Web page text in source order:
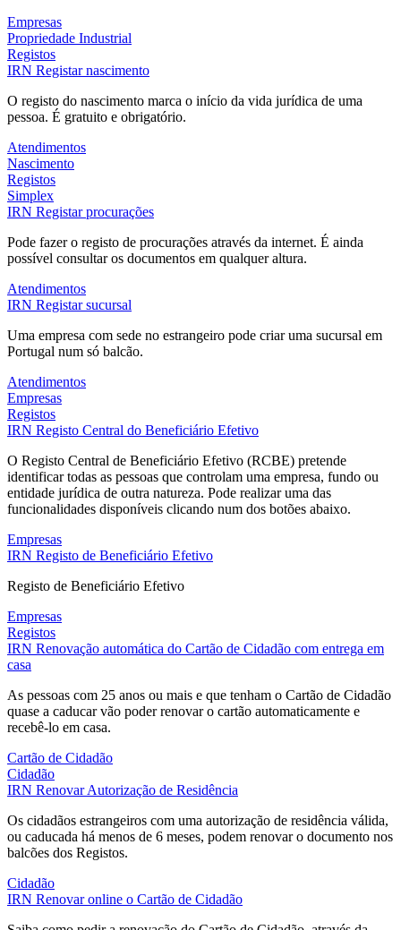
Empresas
Propriedade Industrial
Registos
IRN Registar nascimento
O registo do nascimento marca o início da vida jurídica de uma
pessoa. É gratuito e obrigatório.
Atendimentos
Nascimento
Registos
Simplex
IRN Registar procurações
Pode fazer o registo de procurações através da internet. É ainda
possível consultar os documentos em qualquer altura.
Atendimentos
IRN Registar sucursal
Uma empresa com sede no estrangeiro pode criar uma sucursal em
Portugal num só balcão.
Atendimentos
Empresas
Registos
IRN Registo Central do Beneficiário Efetivo
O Registo Central de Beneficiário Efetivo (RCBE) pretende
identificar todas as pessoas que controlam uma empresa, fundo ou
entidade jurídica de outra natureza. Pode realizar uma das
funcionalidades disponíveis clicando num dos botões abaixo.
Empresas
IRN Registo de Beneficiário Efetivo
Registo de Beneficiário Efetivo
Empresas
Registos
IRN Renovação automática do Cartão de Cidadão com entrega em
casa
As pessoas com 25 anos ou mais e que tenham o Cartão de Cidadão
quase a caducar vão poder renovar o cartão automaticamente e
recebê-lo em casa.
Cartão de Cidadão
Cidadão
IRN Renovar Autorização de Residência
Os cidadãos estrangeiros com uma autorização de residência válida,
ou caducada há menos de 6 meses, podem renovar o documento nos
balcões dos Registos.
Cidadão
IRN Renovar online o Cartão de Cidadão